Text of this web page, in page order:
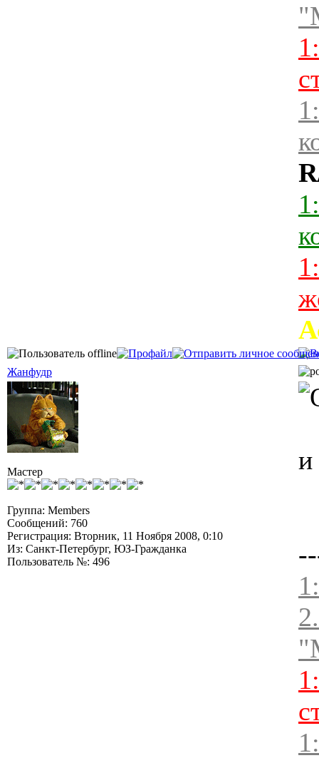
Жанфудр
Мастер
Группа: Members
Сообщений: 760
Регистрация: Вторник, 11 Ноября 2008, 0:10
Из: Санкт-Петербург, ЮЗ-Гражданка
Пользователь №: 496
и